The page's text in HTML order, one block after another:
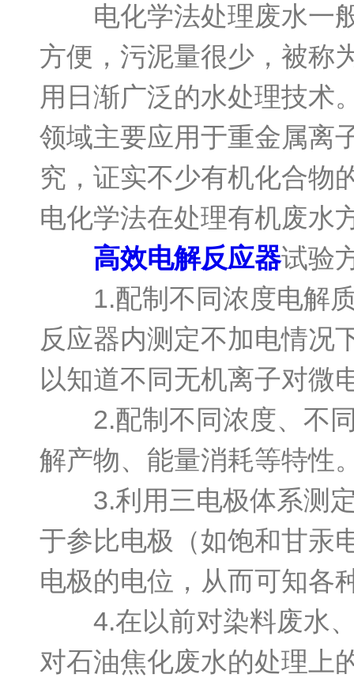
电化学法处理废水一般
方便，污泥量很少，被称
用日渐广泛的水处理技术
领域主要应用于重金属离
究，证实不少有机化合物
电化学法在处理有机废水
高效电解反应器试验
1.配制不同浓度电解质
反应器内测定不加电情况
以知道不同无机离子对微
2.配制不同浓度、不同
解产物、能量消耗等特性
3.利用三电极体系测定
于参比电极（如饱和甘汞
电极的电位，从而可知各
4.在以前对染料废水、
对石油焦化废水的处理上